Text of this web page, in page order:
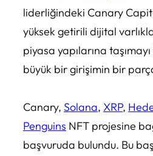
liderliğindeki Canary
yüksek getirili dijital
piyasa yapılarına
büyük bir girişimin bir
Canary, Solana, XRP,
Penguins NFT projesine
başvuruda bulundu. Bu